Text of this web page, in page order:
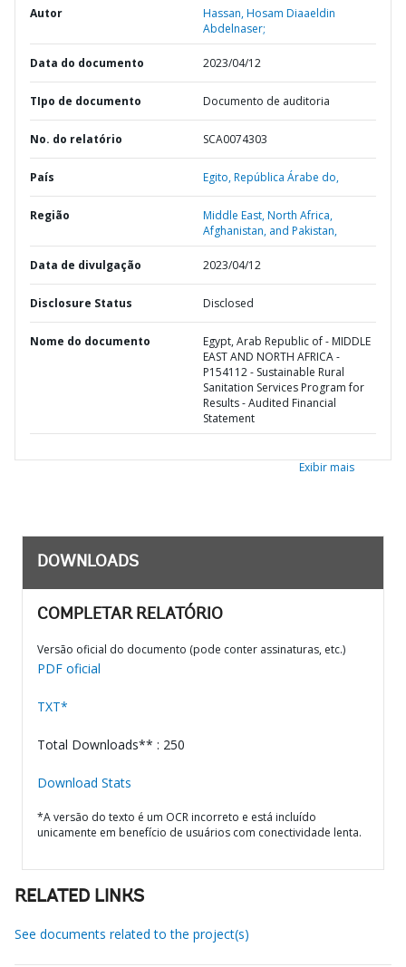
Autor
Hassan, Hosam Diaaeldin
Abdelnaser;
Data do documento 2023/04/12
TIpo de documento Documento de auditoria
No. do relatório SCA0074303
País Egito,República Árabe do,
Região
Middle East, North Africa,
Afghanistan, and Pakistan,
Data de divulgação 2023/04/12
Disclosure Status Disclosed
Nome do documento
Egypt, Arab Republic of - MIDDLE
EAST AND NORTH AFRICA -
P154112 - Sustainable Rural
Sanitation Services Program for
Results - Audited Financial
Statement
Exibir mais
DOWNLOADS
COMPLETAR RELATÓRIO
Versão oficial do documento (pode conter assinaturas, etc.)
PDF oficial
TXT*
Total Downloads** : 250
Download Stats
*A versão do texto é um OCR incorreto e está incluído
unicamente em benefício de usuários com conectividade lenta.
RELATED LINKS
See documents related to the project(s)